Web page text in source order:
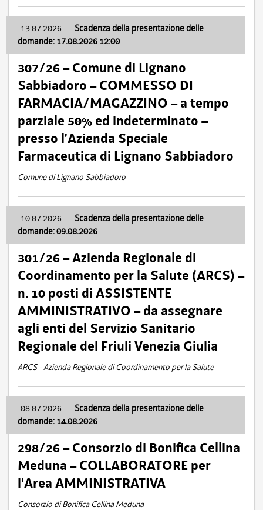
13.07.2026 - Scadenza della presentazione delle
domande: 17.08.2026 12:00
307/26 – Comune di Lignano
Sabbiadoro – COMMESSO DI
FARMACIA/MAGAZZINO – a tempo
parziale 50% ed indeterminato –
presso l’Azienda Speciale
Farmaceutica di Lignano Sabbiadoro
Comune di Lignano Sabbiadoro
10.07.2026 - Scadenza della presentazione delle
domande: 09.08.2026
301/26 – Azienda Regionale di
Coordinamento per la Salute (ARCS) –
n. 10 posti di ASSISTENTE
AMMINISTRATIVO – da assegnare
agli enti del Servizio Sanitario
Regionale del Friuli Venezia Giulia
ARCS - Azienda Regionale di Coordinamento per la Salute
08.07.2026 - Scadenza della presentazione delle
domande: 14.08.2026
298/26 – Consorzio di Bonifica Cellina
Meduna – COLLABORATORE per
l'Area AMMINISTRATIVA
Consorzio di Bonifica Cellina Meduna